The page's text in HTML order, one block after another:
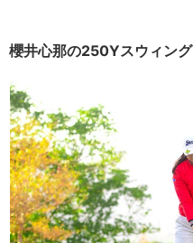
櫻井心那の250Yスウィング